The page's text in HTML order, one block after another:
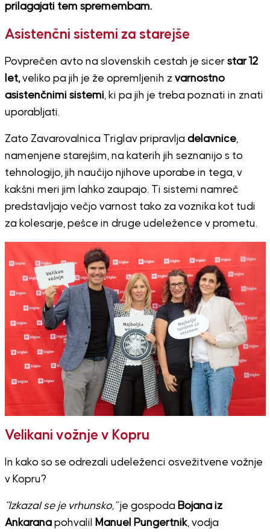
prilagajati tem spremembam.
Asistenčni sistemi za starejše
Povprečen avto na slovenskih cestah je sicer star 12
let,veliko pa jih je že opremljenih z varnostno
asistenčnimi sistemi, ki pa jih je treba poznati in znati
uporabljati.
Zato Zavarovalnica Triglav pripravlja delavnice,
namenjene starejšim, na katerih jih seznanijo s to
tehnologijo, jih naučijo njihove uporabe in tega, v
kakšni meri jim lahko zaupajo. Ti sistemi namreč
predstavljajo večjo varnost tako za voznika kot tudi
za kolesarje, pešce in druge udeležence v prometu.
Velikani vožnje v Kopru
In kako so se odrezali udeleženci osvežitvene vožnje
v Kopru?
“Izkazal se je vrhunsko,”je gospoda Bojana iz
Ankaranapohvalil Manuel Pungertnik, vodja